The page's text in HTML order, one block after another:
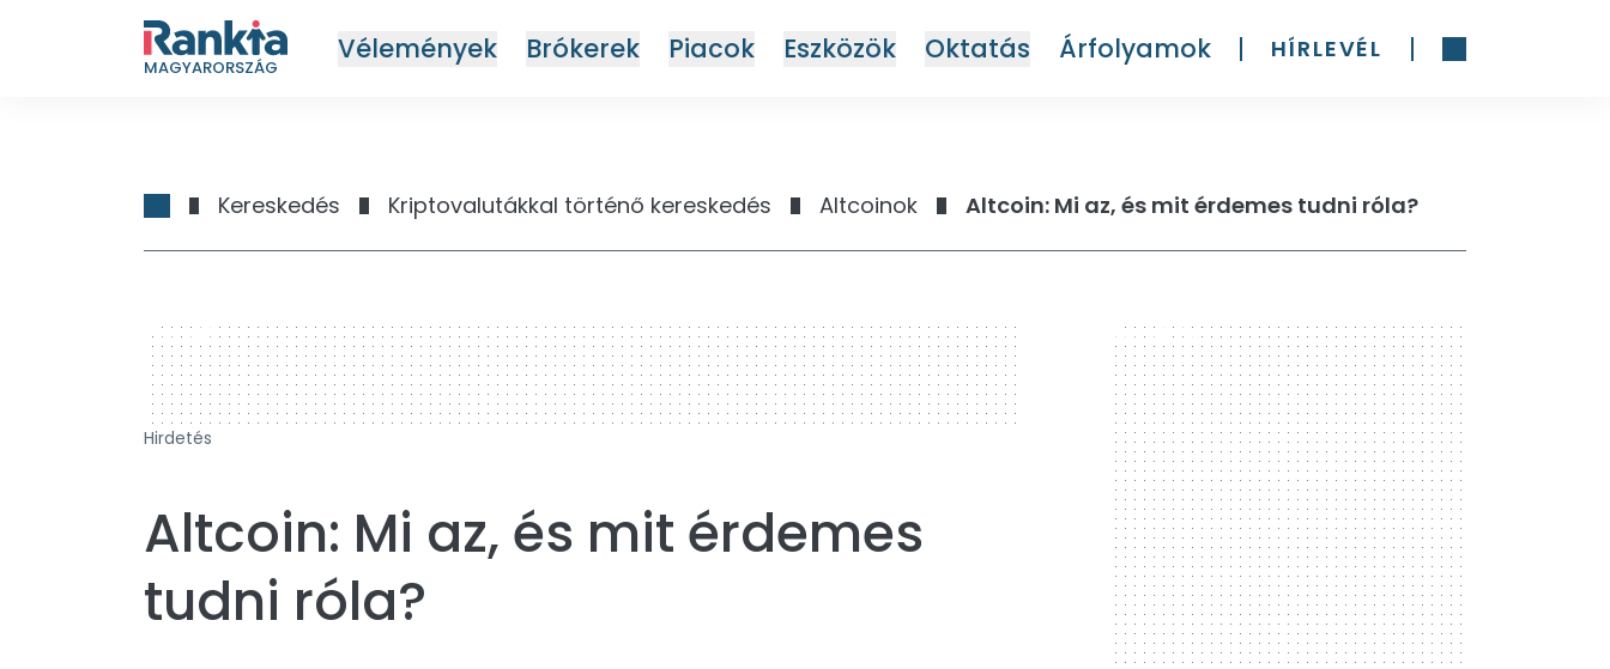
MAGYARORSZÁG
Vélemények Brókerek Piacok Eszközök Oktatás Árfolyamok HÍRLEVÉL
Kereskedés Kriptovalutákkal történő kereskedés Altcoinok Altcoin: Mi az, és mit érdemes tudni róla?
728 x 90
Hirdetés
Altcoin: Mi az, és mit érdemes
tudni róla?
300 x 600